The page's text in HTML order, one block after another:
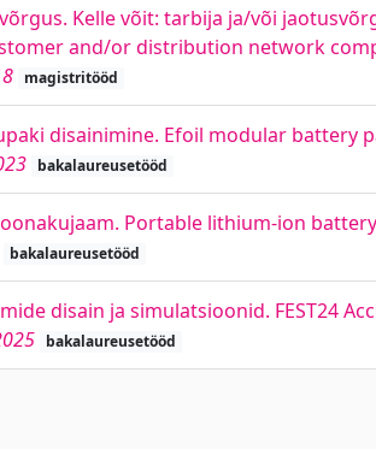
Kelle võit: tarbija ja/või
and/or distribution network
magistritööd
disainimine. Efoil modular battery
bakalaureusetööd
Portable lithium-ion
bakalaureusetööd
disain ja simulatsioonid. FEST24
bakalaureusetööd